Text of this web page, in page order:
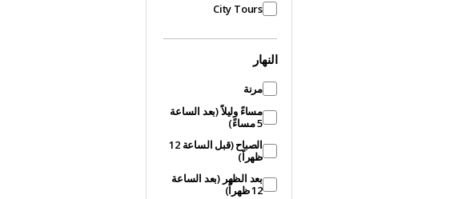
City Tours
النهار
مرنة
مساءً وليلاً (بعد الساعة
5 مساءً)
الصباح (قبل الساعة 12
ظهراً)
بعد الظهر (بعد الساعة
12 ظهراً)